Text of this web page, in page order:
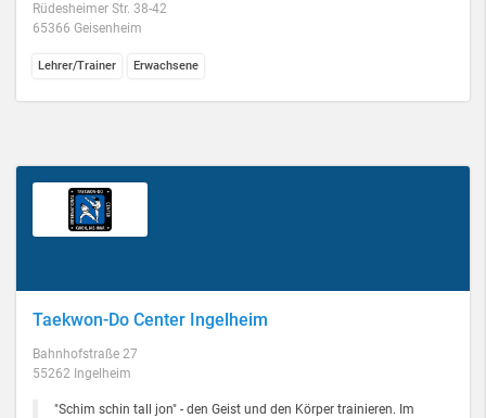
Rüdesheimer Str. 38-42
65366 Geisenheim
Lehrer/Trainer Erwachsene
Taekwon-Do Center Ingelheim
Bahnhofstraße 27
55262 Ingelheim
"Schim schin tall jon" - den Geist und den Körper trainieren. Im